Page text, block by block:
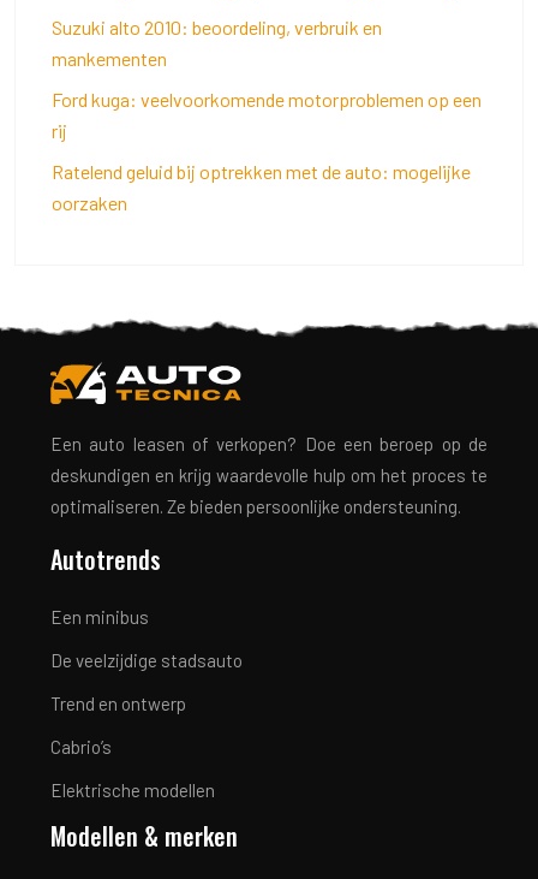
Suzuki alto 2010: beoordeling, verbruik en
mankementen
Ford kuga: veelvoorkomende motorproblemen op een
rij
Ratelend geluid bij optrekken met de auto: mogelijke
oorzaken
Een auto leasen of verkopen? Doe een beroep op de
deskundigen en krijg waardevolle hulp om het proces te
optimaliseren. Ze bieden persoonlijke ondersteuning.
Autotrends
Een minibus
De veelzijdige stadsauto
Trend en ontwerp
Cabrio’s
Elektrische modellen
Modellen & merken